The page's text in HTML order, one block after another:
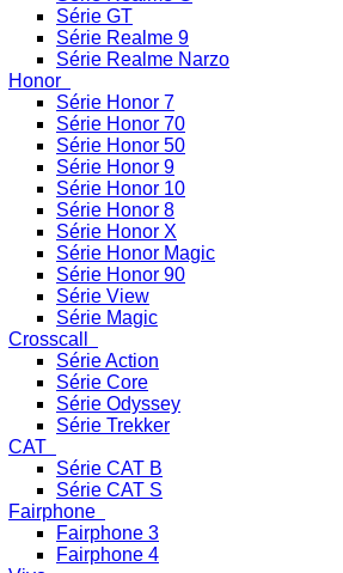
Série GT
Série Realme 9
Série Realme Narzo
Honor
Série Honor 7
Série Honor 70
Série Honor 50
Série Honor 9
Série Honor 10
Série Honor 8
Série Honor X
Série Honor Magic
Série Honor 90
Série View
Série Magic
Crosscall
Série Action
Série Core
Série Odyssey
Série Trekker
CAT
Série CAT B
Série CAT S
Fairphone
Fairphone 3
Fairphone 4